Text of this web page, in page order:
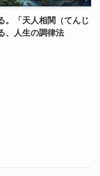
。「天人相関（てんじ
、人生の調律法